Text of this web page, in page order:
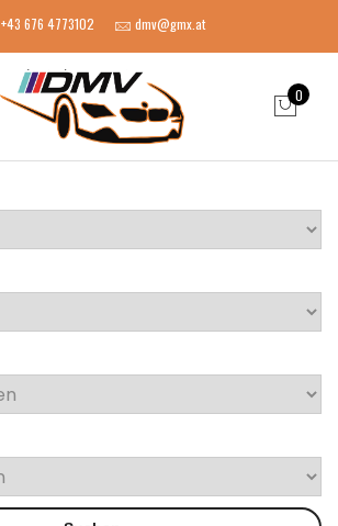
+43 676 4773102 dmv@gmx.at
0